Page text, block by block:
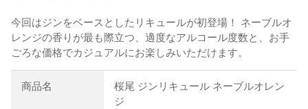
今回はジンをベースとしたリキュールが初登場！ ネーブルオ
レンジの香りが最も際立つ、適度なアルコール度数と、お手
ごろな価格でカジュアルにお楽しみいただけます。
商品名
桜尾 ジンリキュール ネーブルオレン
ジ